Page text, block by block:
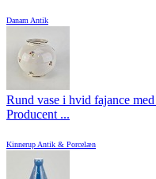
Danam Antik
Rund vase i hvid fajance
Producent ...
Kinnerup Antik & Porcelæn